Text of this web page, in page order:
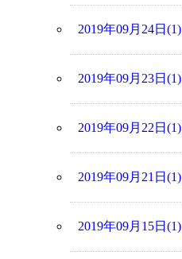
2019年09月24日(1)
2019年09月23日(1)
2019年09月22日(1)
2019年09月21日(1)
2019年09月15日(1)